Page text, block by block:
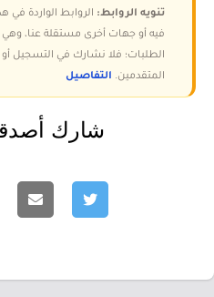
تنويه الروابط: الروابط الواردة في
فيه أو جهات أخرى مستقلة عنا،
الطلبات؛ فلا نشارك في التسجيل أو
المتقدمين. التفاصيل
شارك